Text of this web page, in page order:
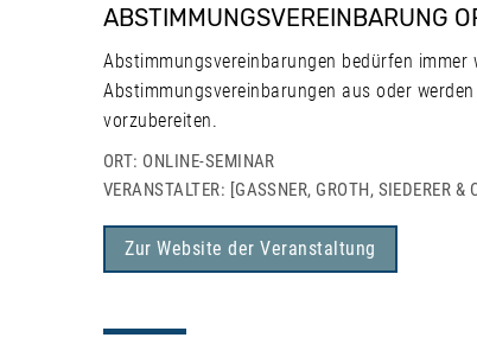
ABSTIMMUNGSVEREINBARUNG
Abstimmungsvereinbarungen bedürfen
Abstimmungsvereinbarungen aus oder
vorzubereiten.
ORT: ONLINE-SEMINAR
VERANSTALTER: [GASSNER, GROTH, SIEDERER &
Zur Website der Veranstaltung